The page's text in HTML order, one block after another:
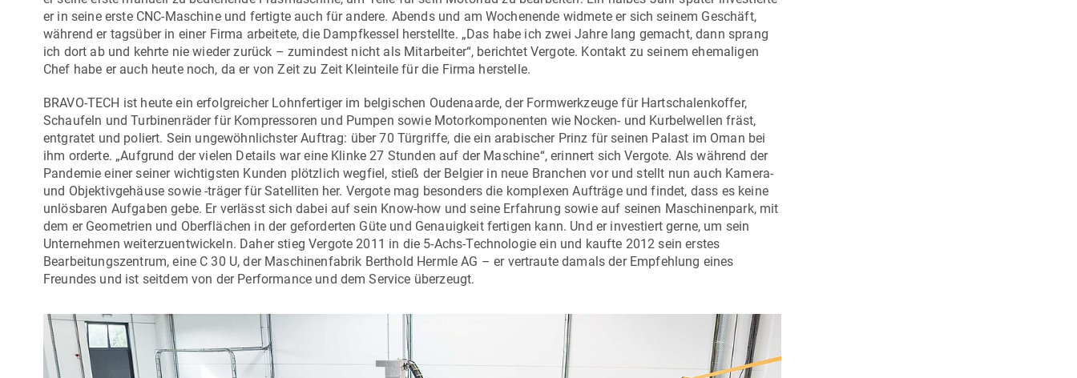
er in seine erste CNC-Maschine und fertigte auch für andere. Abends und am Wochenende widmete er sich seinem Geschäft,
während er tagsüber in einer Firma arbeitete, die Dampfkessel herstellte. „Das habe ich zwei Jahre lang gemacht, dann sprang
ich dort ab und kehrte nie wieder zurück – zumindest nicht als Mitarbeiter“, berichtet Vergote. Kontakt zu seinem ehemaligen
Chef habe er auch heute noch, da er von Zeit zu Zeit Kleinteile für die Firma herstelle.
BRAVO-TECH ist heute ein erfolgreicher Lohnfertiger im belgischen Oudenaarde, der Formwerkzeuge für Hartschalenkoffer,
Schaufeln und Turbinenräder für Kompressoren und Pumpen sowie Motorkomponenten wie Nocken- und Kurbelwellen fräst,
entgratet und poliert. Sein ungewöhnlichster Auftrag: über 70 Türgriffe, die ein arabischer Prinz für seinen Palast im Oman bei
ihm orderte. „Aufgrund der vielen Details war eine Klinke 27 Stunden auf der Maschine“, erinnert sich Vergote. Als während der
Pandemie einer seiner wichtigsten Kunden plötzlich wegfiel, stieß der Belgier in neue Branchen vor und stellt nun auch Kamera-
und Objektivgehäuse sowie -träger für Satelliten her. Vergote mag besonders die komplexen Aufträge und findet, dass es keine
unlösbaren Aufgaben gebe. Er verlässt sich dabei auf sein Know-how und seine Erfahrung sowie auf seinen Maschinenpark, mit
dem er Geometrien und Oberflächen in der geforderten Güte und Genauigkeit fertigen kann. Und er investiert gerne, um sein
Unternehmen weiterzuentwickeln. Daher stieg Vergote 2011 in die 5-Achs-Technologie ein und kaufte 2012 sein erstes
Bearbeitungszentrum, eine C 30 U, der Maschinenfabrik Berthold Hermle AG – er vertraute damals der Empfehlung eines
Freundes und ist seitdem von der Performance und dem Service überzeugt.